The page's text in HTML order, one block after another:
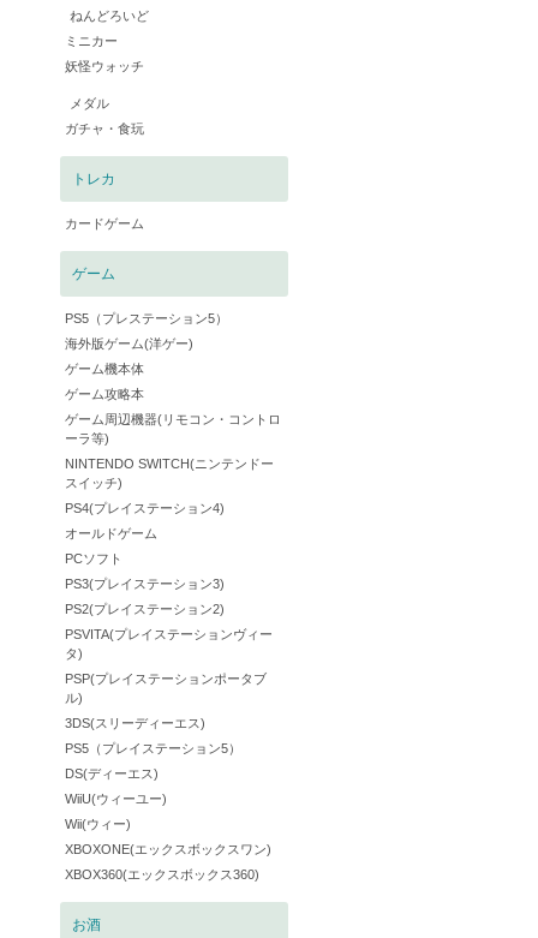
ねんどろいど
ミニカー
妖怪ウォッチ
メダル
ガチャ・食玩
トレカ
カードゲーム
ゲーム
PS5（プレステーション5）
海外版ゲーム(洋ゲー)
ゲーム機本体
ゲーム攻略本
ゲーム周辺機器(リモコン・コントロ
ーラ等)
NINTENDO SWITCH(ニンテンドー
スイッチ)
PS4(プレイステーション4)
オールドゲーム
PCソフト
PS3(プレイステーション3)
PS2(プレイステーション2)
PSVITA(プレイステーションヴィー
タ)
PSP(プレイステーションポータブ
ル)
3DS(スリーディーエス)
PS5（プレイステーション5）
DS(ディーエス)
WiiU(ウィーユー)
Wii(ウィー)
XBOXONE(エックスボックスワン)
XBOX360(エックスボックス360)
お酒